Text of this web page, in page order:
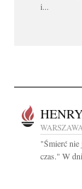
i...
"Śmierć
czas." W